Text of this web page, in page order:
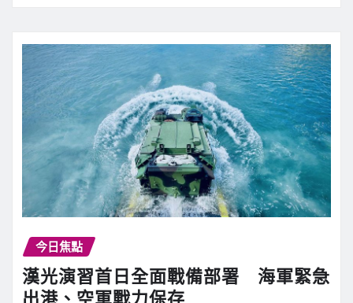
今日焦點
漢光演習首日全面戰備部署 海軍緊急
出港、空軍戰力保存